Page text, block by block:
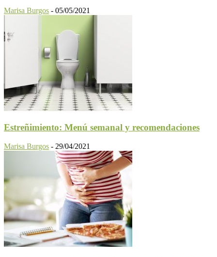
Marisa Burgos - 05/05/2021
Estreñimiento: Menú semanal y recomendaciones
Marisa Burgos - 29/04/2021